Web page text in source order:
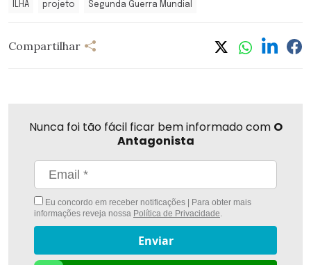
ILHA projeto Segunda Guerra Mundial
Compartilhar
Nunca foi tão fácil ficar bem informado com O
Antagonista
Eu concordo em receber notificações | Para obter mais
informações reveja nossa Política de Privacidade.
Enviar